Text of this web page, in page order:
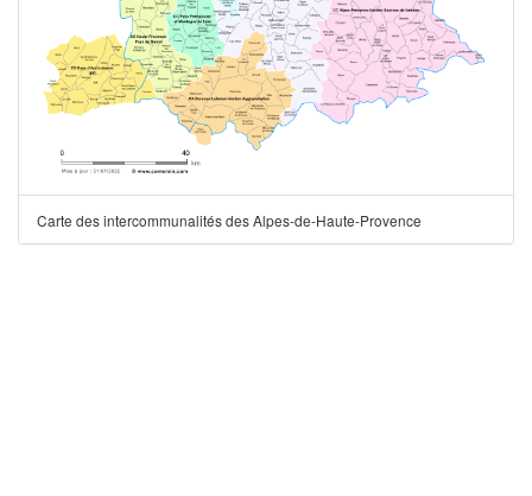
Carte des intercommunalités des Alpes-de-Haute-Provence